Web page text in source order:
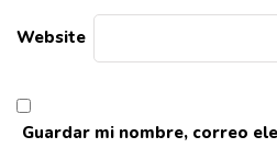
Website
Guardar mi nombre, correo